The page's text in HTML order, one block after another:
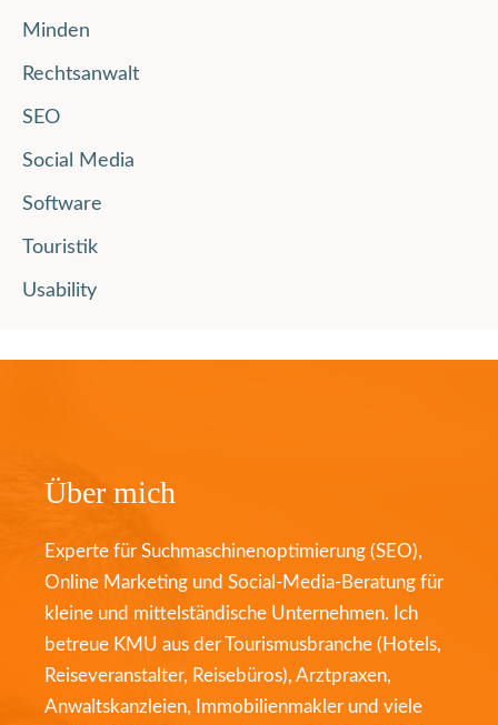
Minden
Rechtsanwalt
SEO
Social Media
Software
Touristik
Usability
Über mich
Experte für Suchmaschinenoptimierung (SEO),
Online Marketing und Social-Media-Beratung für
kleine und mittelständische Unternehmen. Ich
betreue KMU aus der Tourismusbranche (Hotels,
Reiseveranstalter, Reisebüros), Arztpraxen,
Anwaltskanzleien, Immobilienmakler und viele